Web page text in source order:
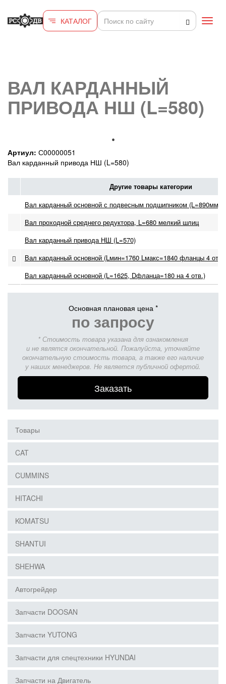
КАТАЛОГ
ВАЛ КАРДАННЫЙ
ПРИВОДА НШ (L=580)
Артиул: С00000051
Вал карданный привода НШ (L=580)
Другие товары категории
Вал карданный основной с подвесным подшипником (L=890мм,
Вал проходной среднего редуктора, L=680 мелкий шлиц
Вал карданный привода НШ (L=570)
Вал карданный основной (Lмин=1760 Lмакс=1840 фланцы 4 отв
Вал карданный основной (L=1625, Dфланца=180 на 4 отв.)
Основная плановая цена *
по запросу
* Стоимость товара указана для ознакомления
и не являтся окончательной. Пожалуйста, уточняйте
окончательную стоимость товара, а также его наличие
у наших менеджеров. Не является публичной офертой.
Заказать
Товары
CAT
CUMMINS
HITACHI
KOMATSU
SHANTUI
SHEHWA
Автогрейдер
Запчасти DOOSAN
Запчасти YUTONG
Запчасти для спецтехники HYUNDAI
Запчасти на Двигатель